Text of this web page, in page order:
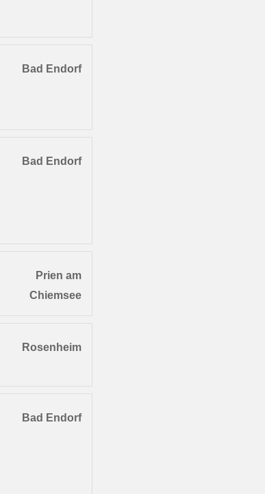
Bad Endorf
Bad Endorf
Prien am
Chiemsee
Rosenheim
Bad Endorf